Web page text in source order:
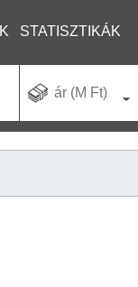
STATISZTIKÁK
ár (M Ft)